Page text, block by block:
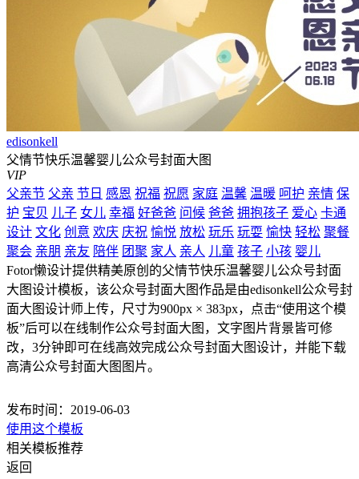
edisonkell
父情节快乐温馨婴儿公众号封面大图
VIP
父亲节 父亲 节日 感恩 祝福 祝愿 家庭 温馨 温暖 呵护 亲情 保
护 宝贝 儿子 女儿 幸福 好爸爸 问候 爸爸 拥抱孩子 爱心 卡通
设计 文化 创意 欢庆 庆祝 愉悦 放松 玩乐 玩耍 愉快 轻松 聚餐
聚会 亲朋 亲友 陪伴 团聚 家人 亲人 儿童 孩子 小孩 婴儿
Fotor懒设计提供精美原创的父情节快乐温馨婴儿公众号封面
大图设计模板，该公众号封面大图作品是由edisonkell公众号封
面大图设计师上传，尺寸为900px × 383px，点击“使用这个模
板”后可以在线制作公众号封面大图，文字图片背景皆可修
改，3分钟即可在线高效完成公众号封面大图设计，并能下载
高清公众号封面大图图片。
发布时间：2019-06-03
使用这个模板
相关模板推荐
返回